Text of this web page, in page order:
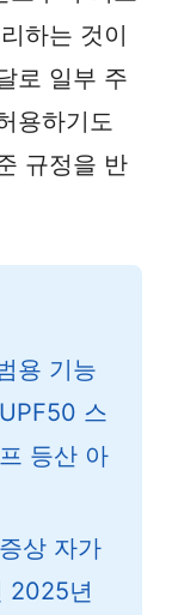
하는 것이
로 일부 주
용하기도
규정을 반
용 기능
스
등산 아
상 자가
2025년